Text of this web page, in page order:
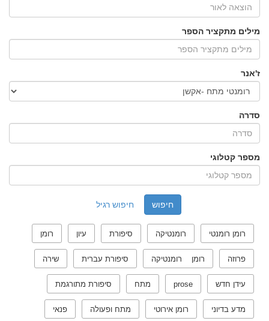
מילים מתקציר הספר
ז'אנר
סדרה
מספר קטלוגי
חיפוש רגיל
רומן רומנטי רומנטיקה סיפורת עיון רומן
פרוזה רומן רומנטיקה סיפורת עברית שירה
עידן חדש prose מתח סיפורת מתורגמת
מדע בדיוני רומן אירוטי מתח ופעולה פנאי